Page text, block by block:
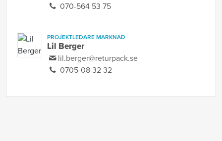
070-564 53 75
PROJEKTLEDARE MARKNAD
Lil Berger
lil.berger@returpack.se
0705-08 32 32